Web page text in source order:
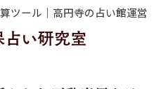
ツール｜高円寺の占い館運営